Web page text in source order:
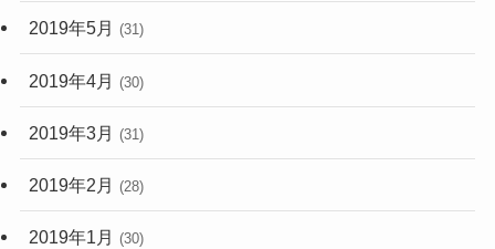
2019年5月 (31)
2019年4月 (30)
2019年3月 (31)
2019年2月 (28)
2019年1月 (30)